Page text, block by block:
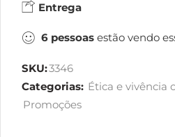
Entrega
6 pessoas estão vendo
SKU:3346
Categorias: Ética e vivência
Promoções